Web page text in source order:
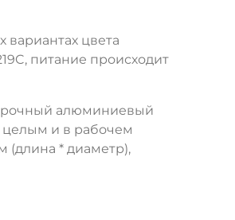
цвета
питание происходит
алюминиевый
целым и в рабочем
(длина * диаметр),